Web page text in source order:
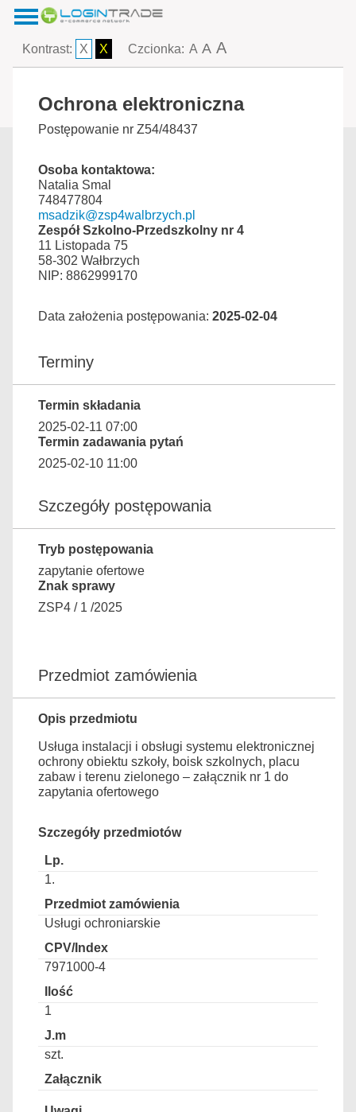
Kontrast: X X Czcionka: A A A
Ochrona elektroniczna
Postępowanie nr Z54/48437
Osoba kontaktowa:
Natalia Smal
748477804
msadzik@zsp4walbrzych.pl
Zespół Szkolno-Przedszkolny nr 4
11 Listopada 75
58-302 Wałbrzych
NIP: 8862999170
Data założenia postępowania: 2025-02-04
Terminy
Termin składania
2025-02-11 07:00
Termin zadawania pytań
2025-02-10 11:00
Szczegóły postępowania
Tryb postępowania
zapytanie ofertowe
Znak sprawy
ZSP4 / 1 /2025
Przedmiot zamówienia
Opis przedmiotu
Usługa instalacji i obsługi systemu elektronicznej
ochrony obiektu szkoły, boisk szkolnych, placu
zabaw i terenu zielonego – załącznik nr 1 do
zapytania ofertowego
Szczegóły przedmiotów
1.
Usługi ochroniarskie
7971000-4
1
szt.